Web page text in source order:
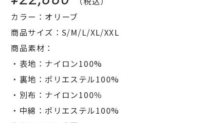
カラー：オリーブ
商品サイズ：S/M/L/XL/XXL
商品素材：
・表地：ナイロン100%
・裏地：ポリエステル100%
・別布：ナイロン100％
・中綿：ポリエステル100%